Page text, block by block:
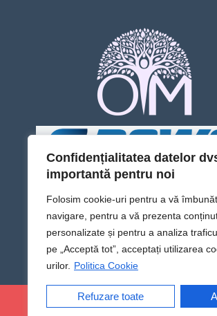
Confidențialitatea datelor
importantă pentru noi
Folosim cookie-uri pentru a vă
navigare, pentru a vă prezenta
personalizate și pentru a analiza
pe „Acceptă tot”, acceptați utilizarea
urilor. Politica Cookie
Refuzare toate
@Sens TV | Dă sens